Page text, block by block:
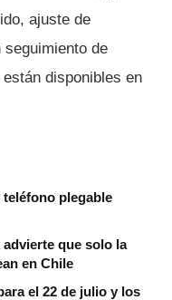
ajuste de
de
disponibles en
plegable
que solo la
en Chile
el 22 de julio y los